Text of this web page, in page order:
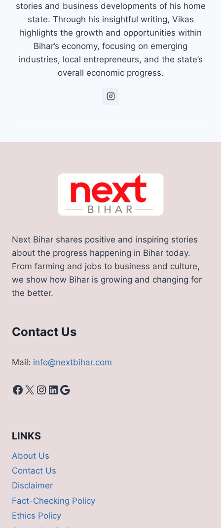
stories and business developments of his home
state. Through his insightful writing, Vikas
highlights the growth and opportunities within
Bihar’s economy, focusing on emerging
industries, local entrepreneurs, and the state’s
overall economic progress.
Next Bihar shares positive and inspiring stories
about the progress happening in Bihar today.
From farming and jobs to business and culture,
we show how Bihar is growing and changing for
the better.
Contact Us
Mail: info@nextbihar.com
Facebook
X Instagram
LinkedIn
Google
LINKS
About Us
Contact Us
Disclaimer
Fact-Checking Policy
Ethics Policy